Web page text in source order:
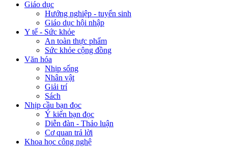
Giáo dục
Hướng nghiệp - tuyển sinh
Giáo dục hội nhập
Y tế - Sức khỏe
An toàn thực phẩm
Sức khỏe cộng đồng
Văn hóa
Nhịp sống
Nhân vật
Giải trí
Sách
Nhịp cầu bạn đọc
Ý kiến bạn đọc
Diễn đàn - Thảo luận
Cơ quan trả lời
Khoa học công nghệ